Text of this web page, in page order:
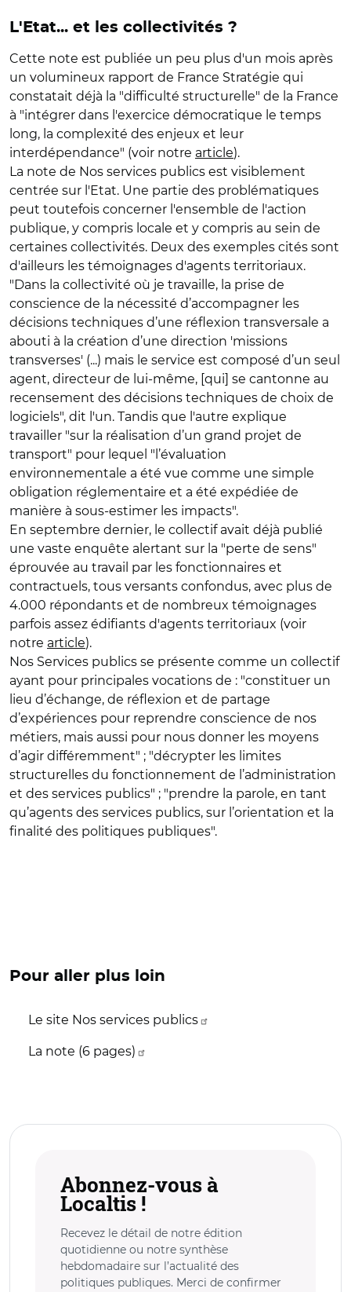
L'Etat... et les collectivités ?
Cette note est publiée un peu plus d'un mois après
un volumineux rapport de France Stratégie qui
constatait déjà la "difficulté structurelle" de la France
à "intégrer dans l'exercice démocratique le temps
long, la complexité des enjeux et leur
interdépendance" (voir notre article).
La note de Nos services publics est visiblement
centrée sur l'Etat. Une partie des problématiques
peut toutefois concerner l'ensemble de l'action
publique, y compris locale et y compris au sein de
certaines collectivités. Deux des exemples cités sont
d'ailleurs les témoignages d'agents territoriaux.
"Dans la collectivité où je travaille, la prise de
conscience de la nécessité d’accompagner les
décisions techniques d’une réflexion transversale a
abouti à la création d’une direction 'missions
transverses' (...) mais le service est composé d’un seul
agent, directeur de lui-même, [qui] se cantonne au
recensement des décisions techniques de choix de
logiciels", dit l'un. Tandis que l'autre explique
travailler "sur la réalisation d’un grand projet de
transport" pour lequel "l’évaluation
environnementale a été vue comme une simple
obligation réglementaire et a été expédiée de
manière à sous-estimer les impacts".
En septembre dernier, le collectif avait déjà publié
une vaste enquête alertant sur la "perte de sens"
éprouvée au travail par les fonctionnaires et
contractuels, tous versants confondus, avec plus de
4.000 répondants et de nombreux témoignages
parfois assez édifiants d'agents territoriaux (voir
notre article).
Nos Services publics se présente comme un collectif
ayant pour principales vocations de : "constituer un
lieu d’échange, de réflexion et de partage
d’expériences pour reprendre conscience de nos
métiers, mais aussi pour nous donner les moyens
d’agir différemment" ; "décrypter les limites
structurelles du fonctionnement de l’administration
et des services publics" ; "prendre la parole, en tant
qu’agents des services publics, sur l’orientation et la
finalité des politiques publiques".
Pour aller plus loin
Le site Nos services publics
La note (6 pages)
Abonnez-vous à
Localtis !
Recevez le détail de notre édition
quotidienne ou notre synthèse
hebdomadaire sur l’actualité des
politiques publiques. Merci de confirmer